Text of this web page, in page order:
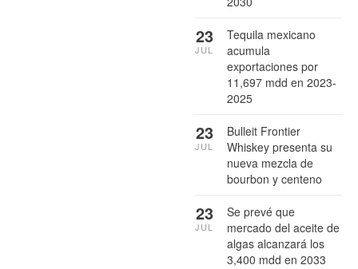
Tequila mexicano
acumula
exportaciones por
11,697 mdd en 2023-
2025
23
JUL
Bulleit Frontier
Whiskey presenta su
nueva mezcla de
bourbon y centeno
23
JUL
Se prevé que
mercado del aceite de
algas alcanzará los
3,400 mdd en 2033
23
JUL